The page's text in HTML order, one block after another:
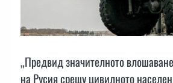
„Предвид значителното
на Русия срещу цивилното